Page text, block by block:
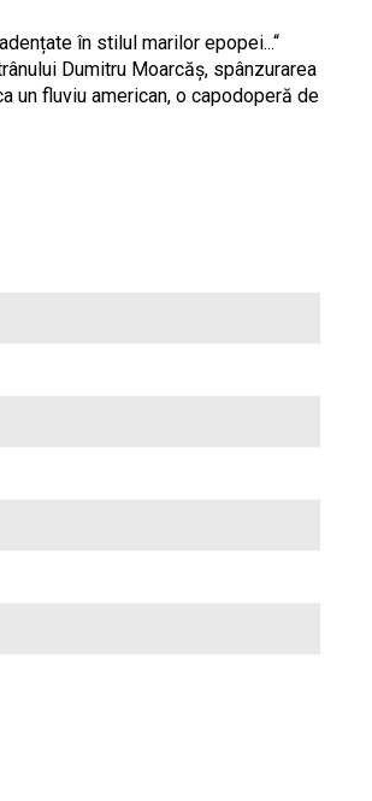
în stilul marilor epopei...“
Dumitru Moarcăș, spân­zurarea
un fluviu american, o capodoperă de